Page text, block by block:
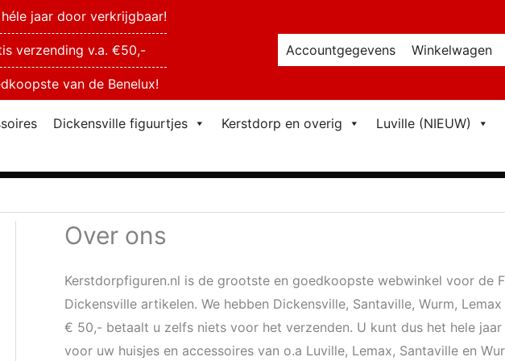
jaar door verkrijgbaar!
verzending v.a. €50,-
van de Benelux!
Accountgegevens Winkelwagen
Dickensville figuurtjes Kerstdorp en overig Luville (NIEUW)
Over ons
Kerstdorpfiguren.nl is de grootste en goedkoopste webwinkel voor de
Dickensville artikelen. We hebben Dickensville, Santaville, Wurm,
€ 50,- betaalt u zelfs niets voor het verzenden. U kunt dus het hele
voor uw huisjes en accessoires van o.a Luville, Lemax, Santaville en